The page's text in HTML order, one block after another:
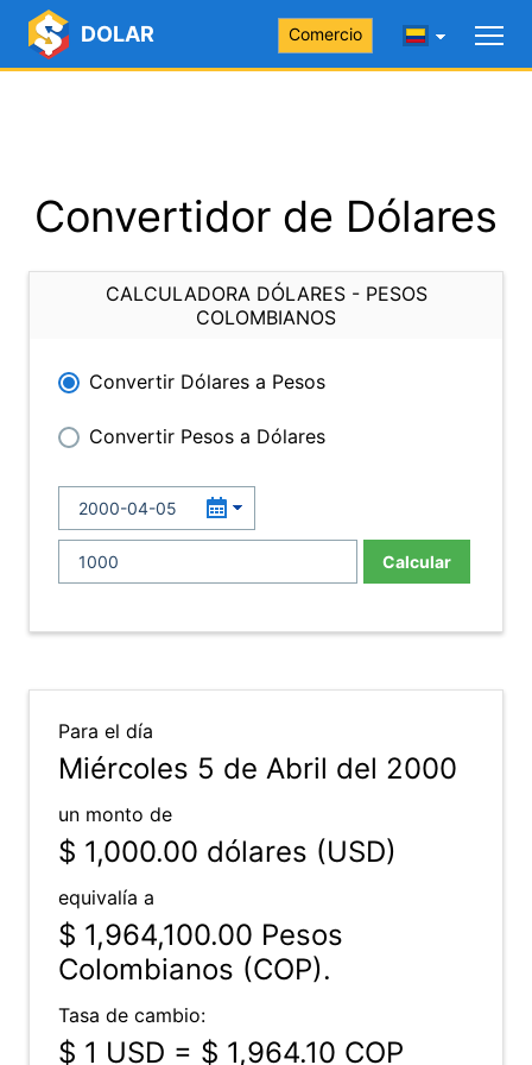
DOLAR Comercio
Convertidor de Dólares
CALCULADORA DÓLARES - PESOS
COLOMBIANOS
Convertir Dólares a Pesos
Convertir Pesos a Dólares
Calcular
Para el día
Miércoles 5 de Abril del 2000
un monto de
$ 1,000.00 dólares (USD)
equivalía a
$ 1,964,100.00 Pesos
Colombianos (COP).
Tasa de cambio:
$ 1 USD = $ 1,964.10 COP